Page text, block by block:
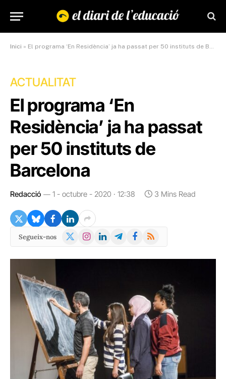
Inici » El programa ‘En Residència’ ja ha passat per 50 instituts de Barcelona
ACTUALITAT
El programa ‘En
Residència’ ja ha passat
per 50 instituts de
Barcelona
Redacció 1 - octubre - 2020 · 12:38 3 Mins Read
Segueix-nos
X
Instagram
LinkedInTelegramFacebook
RSS